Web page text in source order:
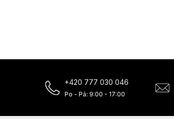
+420 777 030 046
Po - Pá: 9:00 - 17:00